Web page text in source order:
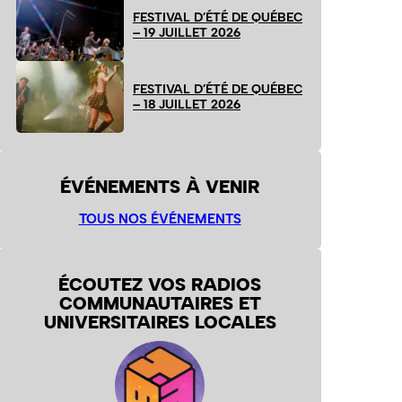
FESTIVAL D’ÉTÉ DE QUÉBEC
– 19 JUILLET 2026
FESTIVAL D’ÉTÉ DE QUÉBEC
– 18 JUILLET 2026
ÉVÉNEMENTS À VENIR
TOUS NOS ÉVÉNEMENTS
ÉCOUTEZ VOS RADIOS
COMMUNAUTAIRES ET
UNIVERSITAIRES LOCALES